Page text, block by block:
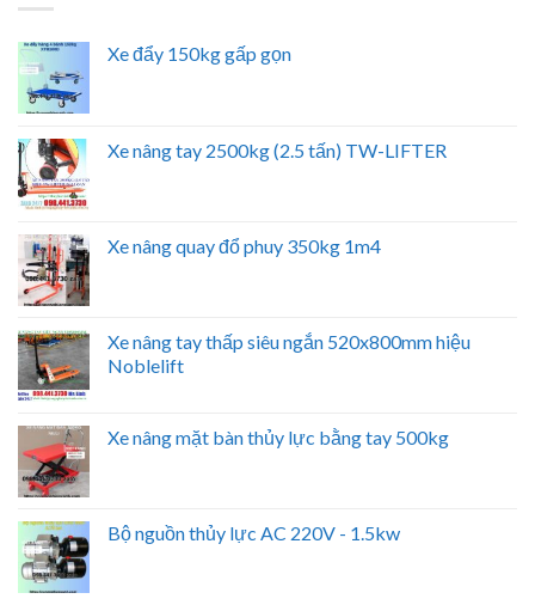
Xe đẩy 150kg gấp gọn
Xe nâng tay 2500kg (2.5 tấn) TW-LIFTER
Xe nâng quay đổ phuy 350kg 1m4
Xe nâng tay thấp siêu ngắn 520x800mm hiệu
Noblelift
Xe nâng mặt bàn thủy lực bằng tay 500kg
Bộ nguồn thủy lực AC 220V - 1.5kw